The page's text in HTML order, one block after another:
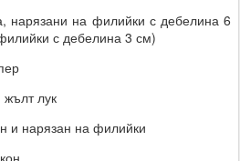
нарязани на филийки с дебелина 6
с дебелина 3 см)
лук
и нарязан на филийки